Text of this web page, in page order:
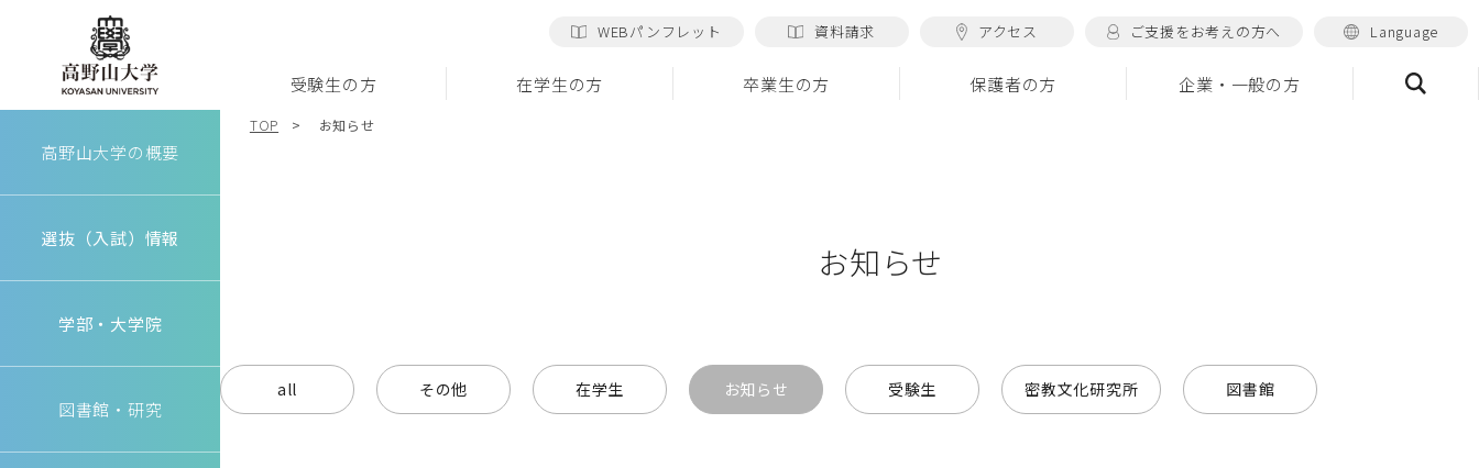
高野山大学
高野山大学の概要
選抜（入試）情報
学部・大学院
図書館・研究
WEBパンフレット 資料請求 アクセス ご支援をお考えの方へ Language
受験生の方 在学生の方 卒業生の方 保護者の方
企業・一般の方
TOP お知らせ
お知らせ
all その他 在学生 お知らせ 受験生 密教文化研究所 図書館